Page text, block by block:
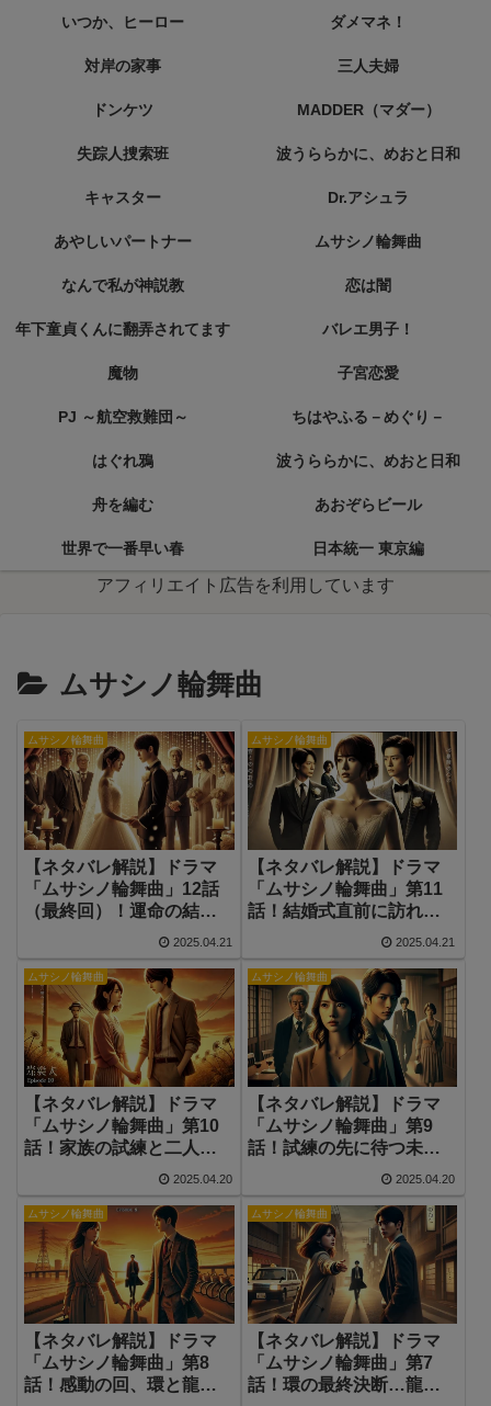
いつか、ヒーロー ダメマネ！
対岸の家事 三人夫婦
ドンケツ MADDER（マダー）
失踪人捜索班 波うららかに、めおと日和
キャスター Dr.アシュラ
あやしいパートナー ムサシノ輪舞曲
なんで私が神説教 恋は闇
年下童貞くんに翻弄されてます バレエ男子！
魔物 子宮恋愛
PJ ～航空救難団～ ちはやふる－めぐり－
はぐれ鴉 波うららかに、めおと日和
舟を編む あおぞらビール
世界で一番早い春 日本統一 東京編
アフィリエイト広告を利用しています
ムサシノ輪舞曲
ムサシノ輪舞曲
【ネタバレ解説】ドラマ
「ムサシノ輪舞曲」12話
（最終回）！運命の結末
2025.04.21
ムサシノ輪舞曲
【ネタバレ解説】ドラマ
「ムサシノ輪舞曲」第11
話！結婚式直前に訪れる
2025.04.21
ムサシノ輪舞曲
【ネタバレ解説】ドラマ
「ムサシノ輪舞曲」第10
話！家族の試練と二人の
2025.04.20
ムサシノ輪舞曲
【ネタバレ解説】ドラマ
「ムサシノ輪舞曲」第9
話！試練の先に待つ未来
2025.04.20
ムサシノ輪舞曲
【ネタバレ解説】ドラマ
「ムサシノ輪舞曲」第8
話！感動の回、環と龍平
ムサシノ輪舞曲
【ネタバレ解説】ドラマ
「ムサシノ輪舞曲」第7
話！環の最終決断…龍平